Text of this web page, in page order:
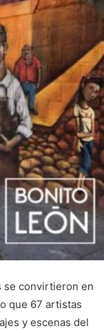
se convirtieron en
que 67 artistas
y escenas del